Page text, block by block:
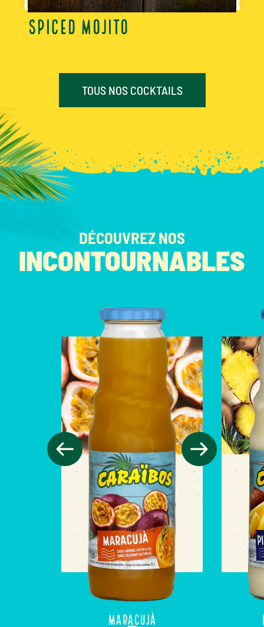
SPICED MOJITO
TOUS NOS COCKTAILS
DÉCOUVREZ NOS
INCONTOURNABLES
MARACUJÀ